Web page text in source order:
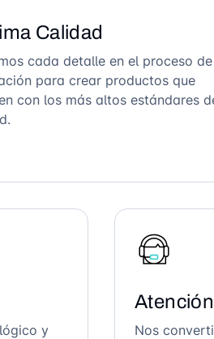
Calidad
cada detalle en el proceso de
para crear productos que
con los más altos estándares
y
Nos